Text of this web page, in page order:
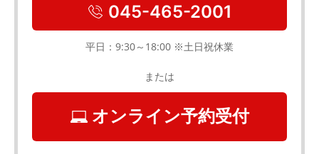
045-465-2001
平日：9:30～18:00 ※土日祝休業
または
オンライン予約受付